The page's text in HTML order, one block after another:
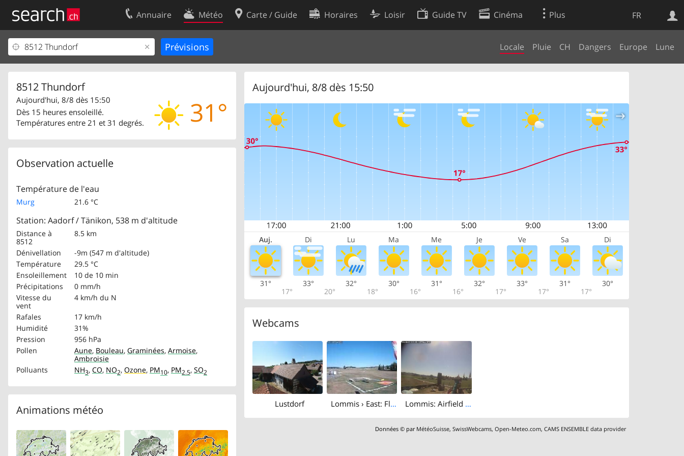
FR
Annuaire Météo Carte / Guide Horaires Loisir Guide TV Cinéma Plus
Locale Pluie CH Dangers Europe Lune
8512 Thundorf
31°
Aujourd'hui, 8/8 dès 15:50
Dès 15 heures ensoleillé.
Températures entre 21 et 31 degrés.
Observation actuelle
Température de l'eau
Murg 21.6 °C
Station: Aadorf / Tänikon, 538 m d'altitude
Distance à
8512
8.5 km
Dénivellation
-9m (547 m d'altitude)
Température
29.5 °C
Ensoleillement
10 de 10 min
Précipitations
0 mm/h
Vitesse du
vent
4 km/h du N
Rafales
17 km/h
Humidité
31%
Pression
956 hPa
Pollen
Aune, Bouleau, Graminées, Armoise,
Ambroisie
Polluants
NH3, CO, NO2, Ozone, PM10, PM2.5, SO2
Animations météo
Aujourd'hui, 8/8 dès 15:50
Auj. Di Lu Ma Me Je Ve Sa Di
31°
17°
33°
20°
32°
18°
30°
16°
31°
16°
32°
17°
33°
17°
31°
17°
30°
Webcams
Lustdorf Lommis › East: Flugplatz Lommis Lommis: Airfield - Cam West
Données © par MétéoSuisse,SwissWebcams,Open-Meteo.com,CAMS ENSEMBLE data provider
Web
Votre inscription
Centre clients
Mentions Légales
Contact
Conditions d’utilisation
Préférences de cookies